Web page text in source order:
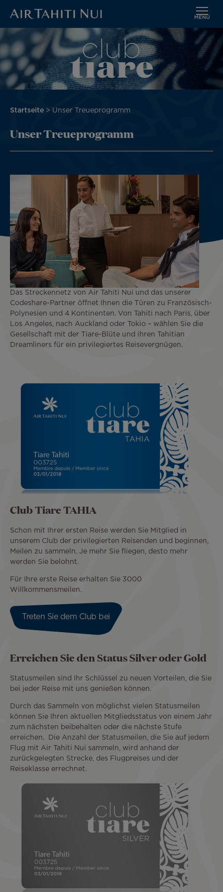
Zum
Hauptinhalt
wechseln
MENÜ
Bild
Pfadnavigation
Startseite Unser Treueprogramm
Unser Treueprogramm
Das Streckennetz von Air Tahiti Nui und das unserer
Codeshare-Partner öffnet Ihnen die Türen zu Französisch-
Polynesien und 4 Kontinenten. Von Tahiti nach Paris, über
Los Angeles, nach Auckland oder Tokio – wählen Sie die
Gesellschaft mit der Tiare-Blüte und ihren Tahitian
Dreamliners für ein privilegiertes Reisevergnügen.
Club Tiare TAHIA
Schon mit Ihrer ersten Reise werden Sie Mitglied in
unserem Club der privilegierten Reisenden und beginnen,
Meilen zu sammeln. Je mehr Sie fliegen, desto mehr
werden Sie belohnt.
Für Ihre erste Reise erhalten Sie 3000
Willkommensmeilen.
Treten Sie dem Club bei
Erreichen Sie den Status Silver oder Gold
Statusmeilen sind Ihr Schlüssel zu neuen Vorteilen, die Sie
bei jeder Reise mit uns genießen können.
Durch das Sammeln von möglichst vielen Statusmeilen
können Sie Ihren aktuellen Mitgliedsstatus von einem Jahr
zum nächsten beibehalten oder die nächste Stufe
erreichen. Die Anzahl der Statusmeilen, die Sie auf jedem
Flug mit Air Tahiti Nui sammeln, wird anhand der
zurückgelegten Strecke, des Flugpreises und der
Reiseklasse errechnet.